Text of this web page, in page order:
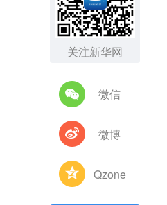
关注新华网
微信
微博
Qzone